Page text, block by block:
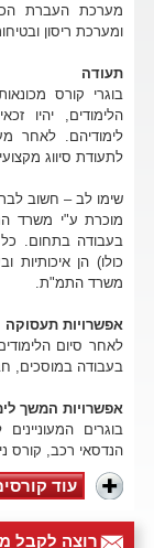
מערכת העברת
ומערכת ריסון
תעודה
הלימודים, יהיו
לימודיהם. לאחר
לתעודת סיווג
שימו לב – חשוב
מוכרת ע"י משרד
בעבודה בתחום.
כולו) הן איכותיות
משרד התמ"ת.
אפשרויות תעסוקה
לאחר סיום
בעבודה במוסכים,
אפשרויות המשך
בוגרים
הנדסאי רכב, קורס
עוד
רוצה לקבל